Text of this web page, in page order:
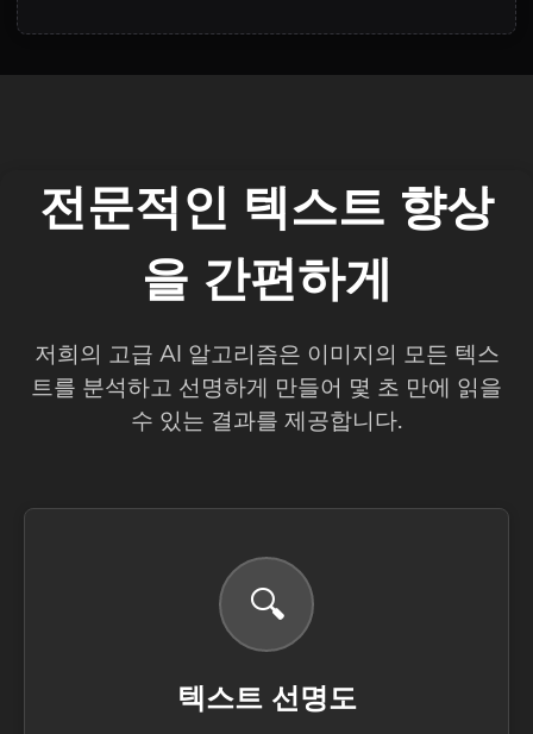
전문적인 텍스트 향상
을 간편하게
저희의 고급 AI 알고리즘은 이미지의 모든 텍스
트를 분석하고 선명하게 만들어 몇 초 만에 읽을
수 있는 결과를 제공합니다.
🔍
텍스트 선명도